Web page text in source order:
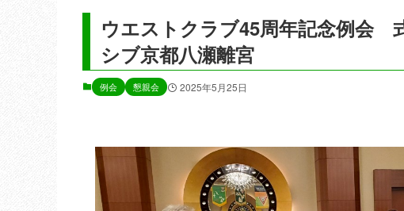
ウエストクラブ45周年記念例
シブ京都八瀬離宮
例会 懇親会 2025年5月25日